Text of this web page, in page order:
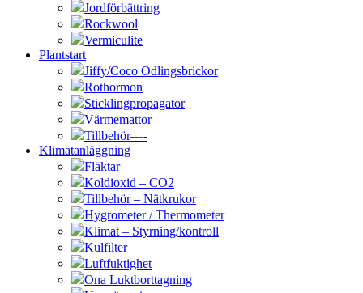
Jordförbättring
Rockwool
Vermiculite
Plantstart
Jiffy/Coco Odlingsbrickor
Rothormon
Sticklingpropagator
Värmemattor
Tillbehör—-
Klimatanläggning
Fläktar
Koldioxid – CO2
Tillbehör – Nätkrukor
Hygrometer / Thermometer
Klimat – Styrning/kontroll
Kulfilter
Luftfuktighet
Ona Luktborttagning